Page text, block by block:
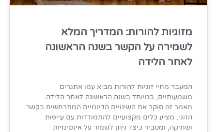
מזוגיות להורות: המדריך המלא
לשמירה על הקשר בשנה הראשונה
לאחר הלידה
המעבר מחיי זוגיות להורות מביא עמו אתגרים
משמעותיים, במיוחד בשנה הראשונה לאחר הלידה.
מאמר זה סוקר את השינויים הדינמיים המתרחשים בקשר
הזוגי, מציע כלים מקצועיים להתמודדות עם עייפות
ושחיקה, ומסביר כיצד ניתן לשמור על אינטימיות